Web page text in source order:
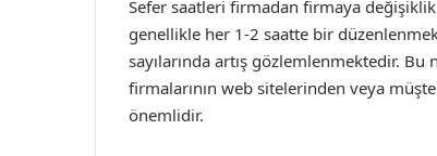
Sefer saatleri firmadan firmaya
genellikle her 1-2 saatte bir
sayılarında artış gözlemlenmektedir.
firmalarının web sitelerinden veya
önemlidir.